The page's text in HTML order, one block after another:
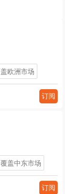
欧洲市场
订阅
覆盖中东市场
订阅